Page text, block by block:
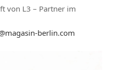
von L3 – Partner im
berlin.com